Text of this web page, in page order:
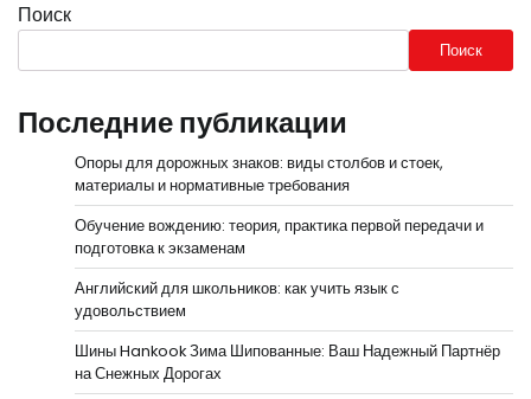
Поиск
Поиск
Последние публикации
Опоры для дорожных знаков: виды столбов и стоек,
материалы и нормативные требования
Обучение вождению: теория, практика первой передачи и
подготовка к экзаменам
Английский для школьников: как учить язык с
удовольствием
Шины Hankook Зима Шипованные: Ваш Надежный Партнёр
на Снежных Дорогах